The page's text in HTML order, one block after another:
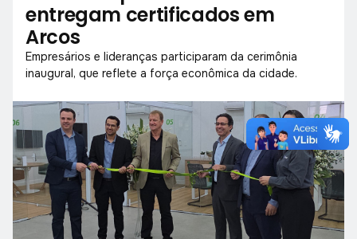
entregam certificados em
Arcos
Empresários e lideranças participaram da cerimônia
inaugural, que reflete a força econômica da cidade.